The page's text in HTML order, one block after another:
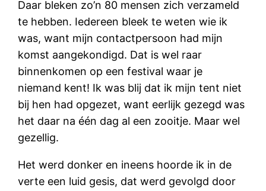
Daar bleken zo’n 80 mensen zich verzameld
te hebben. Iedereen bleek te weten wie ik
was, want mijn contactpersoon had mijn
komst aangekondigd. Dat is wel raar
binnenkomen op een festival waar je
niemand kent! Ik was blij dat ik mijn tent niet
bij hen had opgezet, want eerlijk gezegd was
het daar na één dag al een zooitje. Maar wel
gezellig.
Het werd donker en ineens hoorde ik in de
verte een luid gesis, dat werd gevolgd door